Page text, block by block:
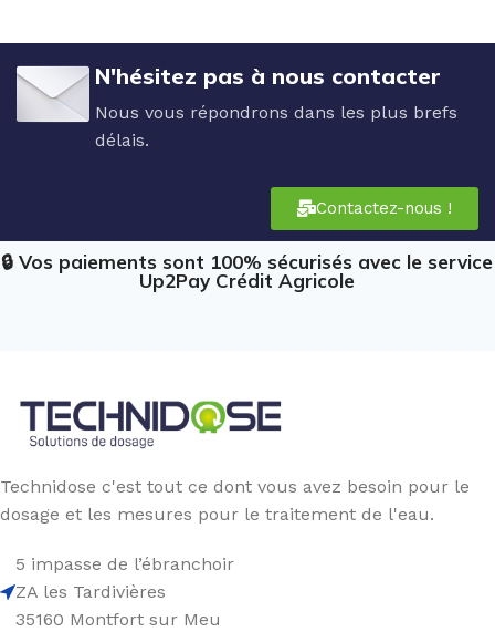
N'hésitez pas à nous contacter
Nous vous répondrons dans les plus brefs
délais.
Contactez-nous !
🔒 Vos paiements sont 100% sécurisés avec le service
Up2Pay Crédit Agricole
Technidose c'est tout ce dont vous avez besoin pour le
dosage et les mesures pour le traitement de l'eau.
5 impasse de l’ébranchoir
ZA les Tardivières
35160 Montfort sur Meu